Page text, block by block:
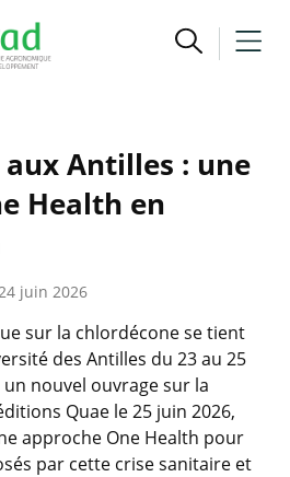
Antilles : une
Health en
24 juin 2026
sur la chlordécone se tient
des Antilles du 23 au 25
nouvel ouvrage sur la
Quae le 25 juin 2026,
approche One Health pour
par cette crise sanitaire et